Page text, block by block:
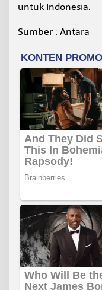
untuk Indonesia.
Sumber : Antara